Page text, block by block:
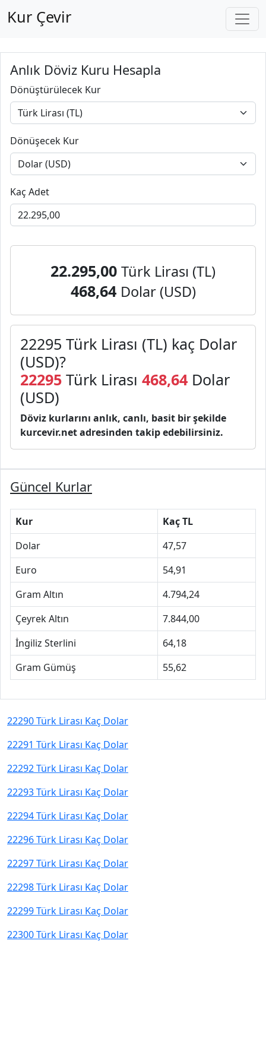
Kur Çevir
Anlık Döviz Kuru Hesapla
Dönüştürülecek Kur
Dönüşecek Kur
Kaç Adet
22.295,00 Türk Lirası (TL)
468,64 Dolar (USD)
22295 Türk Lirası (TL) kaç Dolar
(USD)?
22295 Türk Lirası 468,64 Dolar
(USD)
Döviz kurlarını anlık, canlı, basit bir şekilde
kurcevir.net adresinden takip edebilirsiniz.
Güncel Kurlar
Kur
Kaç TL
Dolar
47,57
Euro
54,91
Gram Altın
4.794,24
Çeyrek Altın
7.844,00
İngiliz Sterlini
64,18
Gram Gümüş
55,62
22290 Türk Lirası Kaç Dolar
22291 Türk Lirası Kaç Dolar
22292 Türk Lirası Kaç Dolar
22293 Türk Lirası Kaç Dolar
22294 Türk Lirası Kaç Dolar
22296 Türk Lirası Kaç Dolar
22297 Türk Lirası Kaç Dolar
22298 Türk Lirası Kaç Dolar
22299 Türk Lirası Kaç Dolar
22300 Türk Lirası Kaç Dolar